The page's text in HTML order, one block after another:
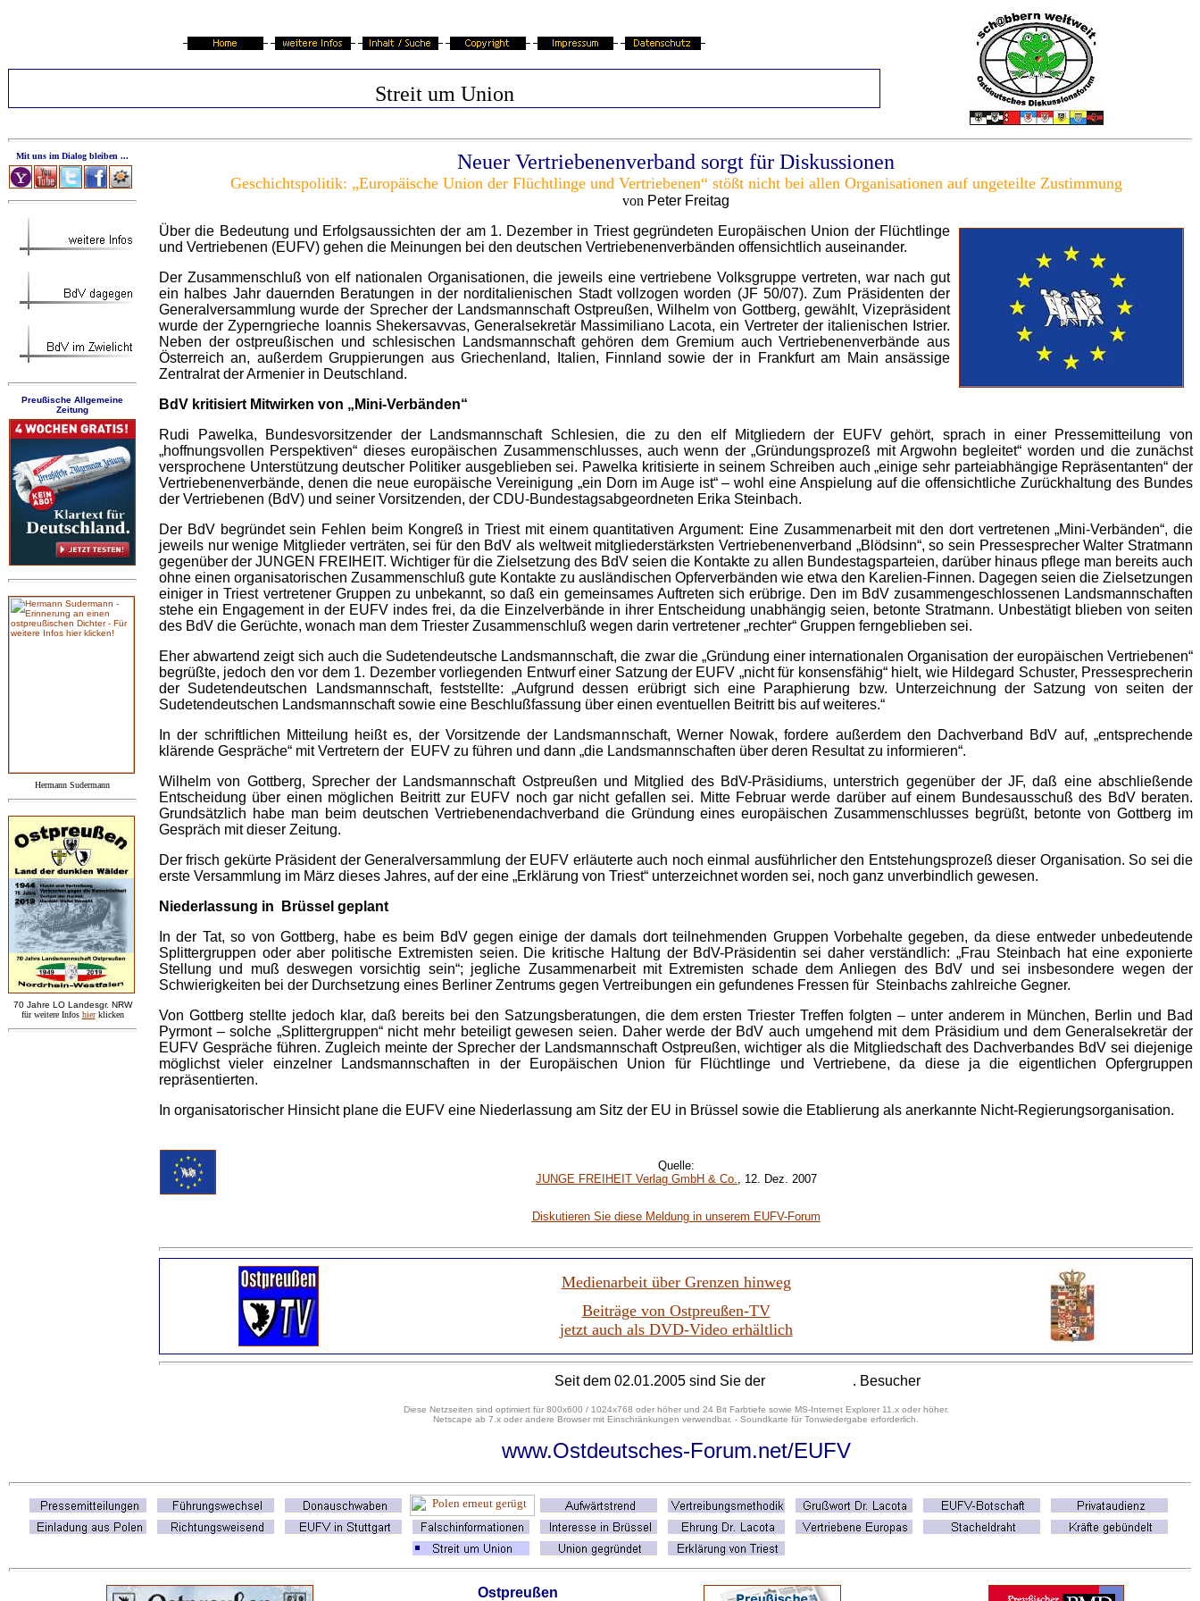
Streit um Union
Mit uns im Dialog bleiben ...
Preußische Allgemeine
Zeitung
Hermann Sudermann
70 Jahre LO Landesgr. NRW
für weitere Infos hier klicken
Neuer Vertriebenenverband sorgt für Diskussionen
Geschichtspolitik: „Europäische Union der Flüchtlinge und Vertriebenen“ stößt nicht bei allen Organisationen auf ungeteilte Zustimmung
von Peter Freitag
Über die Bedeutung und Erfolgsaussichten der am 1. Dezember in Triest gegründeten Europäischen Union der Flüchtlinge
und Vertriebenen (EUFV) gehen die Meinungen bei den deutschen Vertriebenenverbänden offensichtlich auseinander.
Der Zusammenschluß von elf nationalen Organisationen, die jeweils eine vertriebene Volksgruppe vertreten, war nach gut
ein halbes Jahr dauernden Beratungen in der norditalienischen Stadt vollzogen worden (JF 50/07). Zum Präsidenten der
Generalversammlung wurde der Sprecher der Landsmannschaft Ostpreußen, Wilhelm von Gottberg, gewählt, Vizepräsident
wurde der Zyperngrieche Ioannis Shekersavvas, Generalsekretär Massimiliano Lacota, ein Vertreter der italienischen Istrier.
Neben der ostpreußischen und schlesischen Landsmannschaft gehören dem Gremium auch Vertriebenenverbände aus
Österreich an, außerdem Gruppierungen aus Griechenland, Italien, Finnland sowie der in Frankfurt am Main ansässige
Zentralrat der Armenier in Deutschland.
BdV kritisiert Mitwirken von „Mini-Verbänden“
Rudi Pawelka, Bundesvorsitzender der Landsmannschaft Schlesien, die zu den elf Mitgliedern der EUFV gehört, sprach in einer Pressemitteilung von
„hoffnungsvollen Perspektiven“ dieses europäischen Zusammenschlusses, auch wenn der „Gründungsprozeß mit Argwohn begleitet“ worden und die zunächst
versprochene Unterstützung deutscher Politiker ausgeblieben sei. Pawelka kritisierte in seinem Schreiben auch „einige sehr parteiabhängige Repräsentanten“ der
Vertriebenenverbände, denen die neue europäische Vereinigung „ein Dorn im Auge ist“ – wohl eine Anspielung auf die offensichtliche Zurückhaltung des Bundes
der Vertriebenen (BdV) und seiner Vorsitzenden, der CDU-Bundestagsabgeordneten Erika Steinbach.
Der BdV begründet sein Fehlen beim Kongreß in Triest mit einem quantitativen Argument: Eine Zusammenarbeit mit den dort vertretenen „Mini-Verbänden“, die
jeweils nur wenige Mitglieder verträten, sei für den BdV als weltweit mitgliederstärksten Vertriebenenverband „Blödsinn“, so sein Pressesprecher Walter Stratmann
gegenüber der JUNGEN FREIHEIT. Wichtiger für die Zielsetzung des BdV seien die Kontakte zu allen Bundestagsparteien, darüber hinaus pflege man bereits auch
ohne einen organisatorischen Zusammenschluß gute Kontakte zu ausländischen Opferverbänden wie etwa den Karelien-Finnen. Dagegen seien die Zielsetzungen
einiger in Triest vertretener Gruppen zu unbekannt, so daß ein gemeinsames Auftreten sich erübrige. Den im BdV zusammengeschlossenen Landsmannschaften
stehe ein Engagement in der EUFV indes frei, da die Einzelverbände in ihrer Entscheidung unabhängig seien, betonte Stratmann. Unbestätigt blieben von seiten
des BdV die Gerüchte, wonach man dem Triester Zusammenschluß wegen darin vertretener „rechter“ Gruppen ferngeblieben sei.
Eher abwartend zeigt sich auch die Sudetendeutsche Landsmannschaft, die zwar die „Gründung einer internationalen Organisation der europäischen Vertriebenen“
begrüßte, jedoch den vor dem 1. Dezember vorliegenden Entwurf einer Satzung der EUFV „nicht für konsensfähig“ hielt, wie Hildegard Schuster, Pressesprecherin
der Sudetendeutschen Landsmannschaft, feststellte: „Aufgrund dessen erübrigt sich eine Paraphierung bzw. Unterzeichnung der Satzung von seiten der
Sudetendeutschen Landsmannschaft sowie eine Beschlußfassung über einen eventuellen Beitritt bis auf weiteres.“
In der schriftlichen Mitteilung heißt es, der Vorsitzende der Landsmannschaft, Werner Nowak, fordere außerdem den Dachverband BdV auf, „entsprechende
klärende Gespräche“ mit Vertretern der EUFV zu führen und dann „die Landsmannschaften über deren Resultat zu informieren“.
Wilhelm von Gottberg, Sprecher der Landsmannschaft Ostpreußen und Mitglied des BdV-Präsidiums, unterstrich gegenüber der JF, daß eine abschließende
Entscheidung über einen möglichen Beitritt zur EUFV noch gar nicht gefallen sei. Mitte Februar werde darüber auf einem Bundesausschuß des BdV beraten.
Grundsätzlich habe man beim deutschen Vertriebenendachverband die Gründung eines europäischen Zusammenschlusses begrüßt, betonte von Gottberg im
Gespräch mit dieser Zeitung.
Der frisch gekürte Präsident der Generalversammlung der EUFV erläuterte auch noch einmal ausführlicher den Entstehungsprozeß dieser Organisation. So sei die
erste Versammlung im März dieses Jahres, auf der eine „Erklärung von Triest“ unterzeichnet worden sei, noch ganz unverbindlich gewesen.
Niederlassung in Brüssel geplant
In der Tat, so von Gottberg, habe es beim BdV gegen einige der damals dort teilnehmenden Gruppen Vorbehalte gegeben, da diese entweder unbedeutende
Splittergruppen oder aber politische Extremisten seien. Die kritische Haltung der BdV-Präsidentin sei daher verständlich: „Frau Steinbach hat eine exponierte
Stellung und muß deswegen vorsichtig sein“; jegliche Zusammenarbeit mit Extremisten schade dem Anliegen des BdV und sei insbesondere wegen der
Schwierigkeiten bei der Durchsetzung eines Berliner Zentrums gegen Vertreibungen ein gefundenes Fressen für Steinbachs zahlreiche Gegner.
Von Gottberg stellte jedoch klar, daß bereits bei den Satzungsberatungen, die dem ersten Triester Treffen folgten – unter anderem in München, Berlin und Bad
Pyrmont – solche „Splittergruppen“ nicht mehr beteiligt gewesen seien. Daher werde der BdV auch umgehend mit dem Präsidium und dem Generalsekretär der
EUFV Gespräche führen. Zugleich meinte der Sprecher der Landsmannschaft Ostpreußen, wichtiger als die Mitgliedschaft des Dachverbandes BdV sei diejenige
möglichst vieler einzelner Landsmannschaften in der Europäischen Union für Flüchtlinge und Vertriebene, da diese ja die eigentlichen Opfergruppen
repräsentierten.
In organisatorischer Hinsicht plane die EUFV eine Niederlassung am Sitz der EU in Brüssel sowie die Etablierung als anerkannte Nicht-Regierungsorganisation.
Quelle:
JUNGE FREIHEIT Verlag GmbH & Co., 12. Dez. 2007
Diskutieren Sie diese Meldung in unserem EUFV-Forum
Medienarbeit über Grenzen hinweg
Beiträge von Ostpreußen-TV
jetzt auch als DVD-Video erhältlich
Seit dem 02.01.2005 sind Sie der . Besucher
Diese Netzseiten sind optimiert für 800x600 / 1024x768 oder höher und 24 Bit Farbtiefe sowie MS-Internet Explorer 11.x oder höher.
Netscape ab 7.x oder andere Browser mit Einschränkungen verwendbar. - Soundkarte für Tonwiedergabe erforderlich.
www.Ostdeutsches-Forum.net/EUFV
Ostpreußen